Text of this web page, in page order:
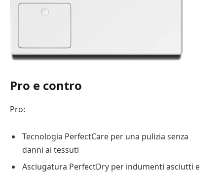
Pro e contro
Pro:
Tecnologia PerfectCare per una pulizia senza
danni ai tessuti
Asciugatura PerfectDry per indumenti asciutti e